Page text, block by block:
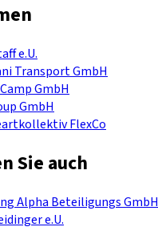
e.U.
Transport GmbH
GmbH
GmbH
FlexCo
Sie auch
Alpha Beteiligungs GmbH
e.U.